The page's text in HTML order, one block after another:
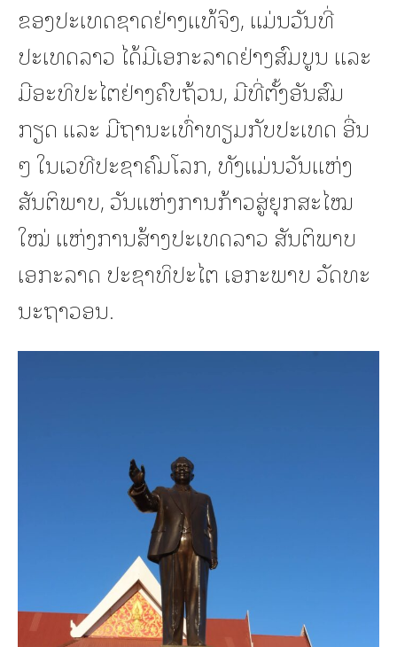
ຂອງປະເທດຊາດຢ່າງແທ້ຈິງ, ແມ່ນວັນທີ່
ປະເທດລາວ ໄດ້ມີເອກະລາດຢ່າງສົມບູນ ແລະ
ມີອະທິປະໄຕຢ່າງຄົບຖ້ວນ, ມີທີ່ຕັ້ງອັນສົມ
ກຽດ ແລະ ມີຖານະເທົ່າທຽມກັບປະເທດ ອື່ນ
ໆ ໃນເວທີປະຊາຄົມໂລກ, ທັງແມ່ນວັນແຫ່ງ
ສັນຕິພາບ, ວັນແຫ່ງການກ້າວສູ່ຍຸກສະໄໝ
ໃໝ່ ແຫ່ງການສ້າງປະເທດລາວ ສັນຕິພາບ
ເອກະລາດ ປະຊາທິປະໄຕ ເອກະພາບ ວັດທະ
ນະຖາວອນ.